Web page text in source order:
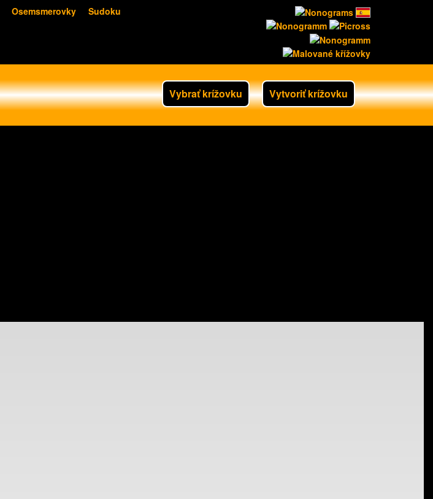
Osemsmerovky Sudoku
Vybrať krížovku Vytvoriť krížovku